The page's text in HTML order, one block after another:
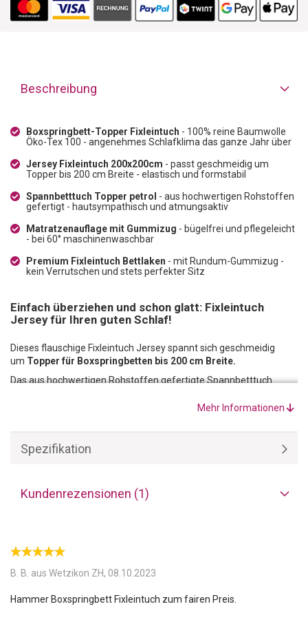
Beschreibung
Boxspringbett-Topper Fixleintuch - 100% reine Baumwolle
Öko-Tex 100 - angenehmes Schlafklima das ganze Jahr über
Jersey Fixleintuch 200x200cm - passt geschmeidig um
Topper bis 200 cm Breite - elastisch und formstabil
Spannbetttuch Topper petrol - aus hochwertigen Rohstoffen
gefertigt - hautsympathisch und atmungsaktiv
Matratzenauflage mit Gummizug - bügelfrei und pflegeleicht
- bei 60° maschinenwaschbar
Premium Fixleintuch Bettlaken - mit Rundum-Gummizug -
kein Verrutschen und stets perfekter Sitz
Einfach überziehen und schon glatt: Fixleintuch
Jersey für Ihren guten Schlaf!
Dieses flauschige Fixleintuch Jersey spannt sich geschmeidig
um Topper für Boxspringbetten bis 200 cm Breite.
Das aus hochwertigen Rohstoffen gefertigte Spannbetttuch
angenehmes Schlafklima in jeder Jahreszeit.Mehr Informationen
Spezifikation
Kundenrezensionen (1)
B. B. aus Wetzikon ZH, 08.10.2023